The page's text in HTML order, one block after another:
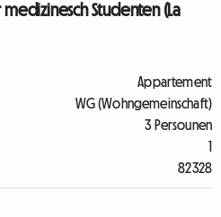
Studenten (La
Appartement
WG (Wohngemeinschaft)
3 Persounen
1
82328